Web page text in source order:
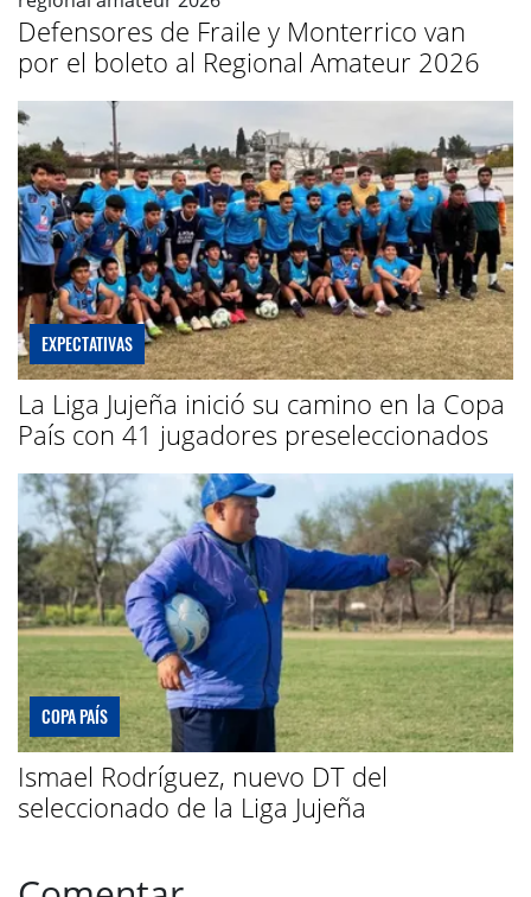
Defensores de Fraile y Monterrico van
por el boleto al Regional Amateur 2026
EXPECTATIVAS
La Liga Jujeña inició su camino en la Copa
País con 41 jugadores preseleccionados
COPA PAÍS
Ismael Rodríguez, nuevo DT del
seleccionado de la Liga Jujeña